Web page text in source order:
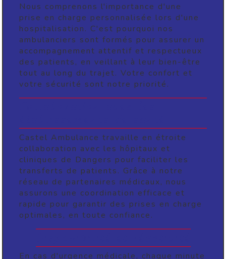
Nous comprenons l'importance d'une
prise en charge personnalisée lors d'une
hospitalisation. C'est pourquoi nos
ambulanciers sont formés pour assurer un
accompagnement attentif et respectueux
des patients, en veillant à leur bien-être
tout au long du trajet. Votre confort et
votre sécurité sont notre priorité.
Castel Ambulance travaille en étroite
collaboration avec les hôpitaux et
cliniques de Dangers pour faciliter les
transferts de patients. Grâce à notre
réseau de partenaires médicaux, nous
assurons une coordination efficace et
rapide pour garantir des prises en charge
optimales, en toute confiance.
En cas d'urgence médicale, chaque minute